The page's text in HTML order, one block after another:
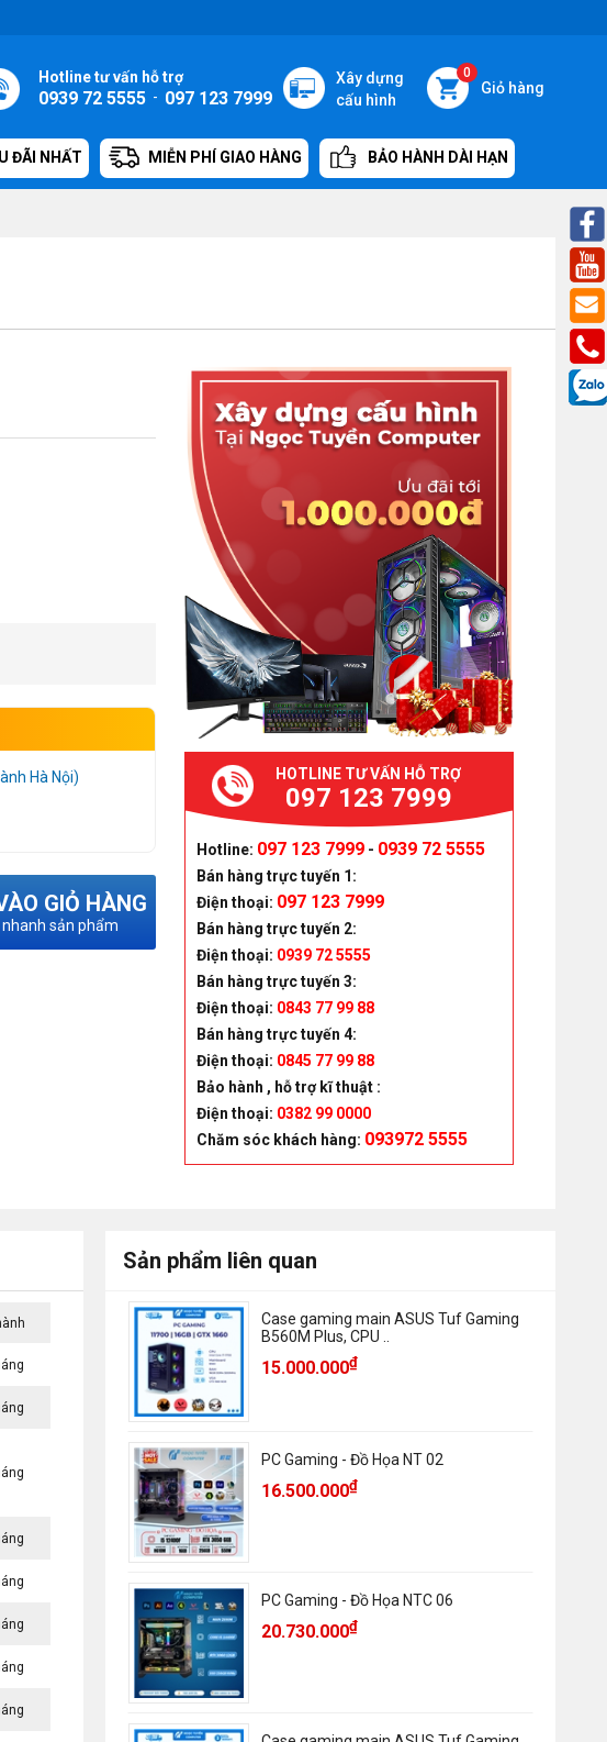
0
Giỏ hàng
Xây dựng
cấu hình
Hotline tư vấn hỗ trợ
0939 72 5555 - 097 123 7999
ĐÃI NHẤT MIỄN PHÍ GIAO HÀNG BẢO HÀNH DÀI HẠN
Hà Nội)
GIỎ HÀNG
sản phẩm
HOTLINE TƯ VẤN HỖ TRỢ
097 123 7999
Hotline: 097 123 7999 - 0939 72 5555
Bán hàng trực tuyến 1:
Điện thoại: 097 123 7999
Bán hàng trực tuyến 2:
Điện thoại: 0939 72 5555
Bán hàng trực tuyến 3:
Điện thoại: 0843 77 99 88
Bán hàng trực tuyến 4:
Điện thoại: 0845 77 99 88
Bảo hành , hỗ trợ kĩ thuật :
Điện thoại: 0382 99 0000
Chăm sóc khách hàng: 093972 5555
Sản phẩm liên quan
Case gaming main ASUS Tuf Gaming
B560M Plus, CPU ..
15.000.000₫
PC Gaming - Đồ Họa NT 02
16.500.000₫
PC Gaming - Đồ Họa NTC 06
20.730.000₫